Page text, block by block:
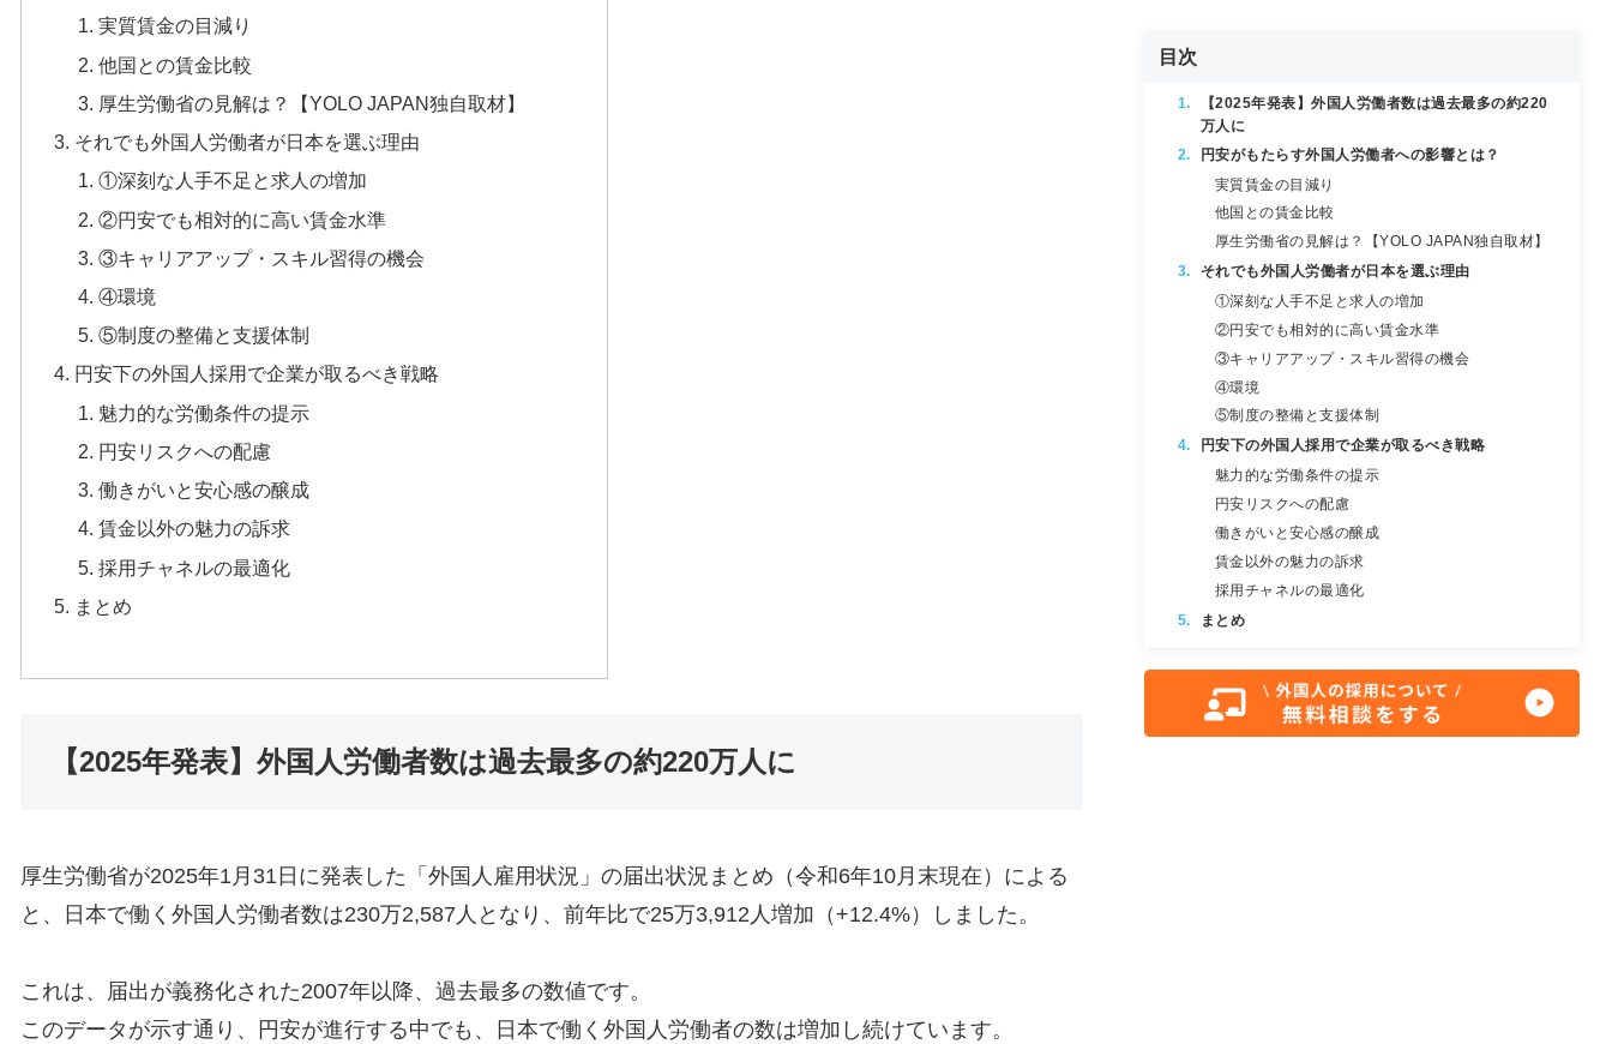
実質賃金の目減り
他国との賃金比較
厚生労働省の見解は？【YOLO JAPAN独自取材】
それでも外国人労働者が日本を選ぶ理由
①深刻な人手不足と求人の増加
②円安でも相対的に高い賃金水準
③キャリアアップ・スキル習得の機会
④環境
⑤制度の整備と支援体制
円安下の外国人採用で企業が取るべき戦略
魅力的な労働条件の提示
円安リスクへの配慮
働きがいと安心感の醸成
賃金以外の魅力の訴求
採用チャネルの最適化
まとめ
【2025年発表】外国人労働者数は過去最多の約220万人に
厚生労働省が2025年1月31日に発表した「外国人雇用状況」の届出状況まとめ（令和6年10月末現在）による
と、日本で働く外国人労働者数は230万2,587人となり、前年比で25万3,912人増加（+12.4%）しました。
これは、届出が義務化された2007年以降、過去最多の数値です。
このデータが示す通り、円安が進行する中でも、日本で働く外国人労働者の数は増加し続けています。
目次
【2025年発表】外国人労働者数は過去最多の約220
万人に
円安がもたらす外国人労働者への影響とは？
実質賃金の目減り
他国との賃金比較
厚生労働省の見解は？【YOLO JAPAN独自取材】
それでも外国人労働者が日本を選ぶ理由
①深刻な人手不足と求人の増加
②円安でも相対的に高い賃金水準
③キャリアアップ・スキル習得の機会
④環境
⑤制度の整備と支援体制
円安下の外国人採用で企業が取るべき戦略
魅力的な労働条件の提示
円安リスクへの配慮
働きがいと安心感の醸成
賃金以外の魅力の訴求
採用チャネルの最適化
まとめ